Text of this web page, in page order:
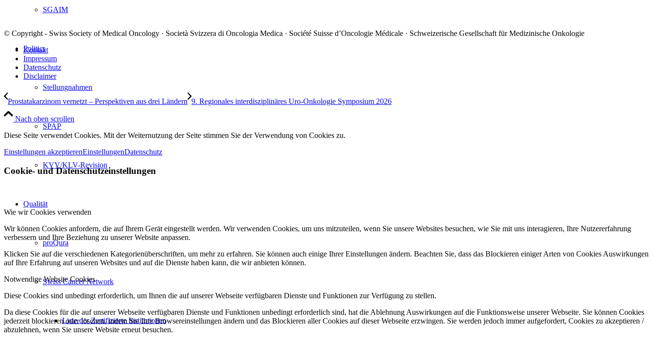
SGAIM
Politics
Stellungnahmen
SPAP
KVV/KLV-Revision
Qualität
proQura
Swiss Cancer Network
Liste der Zertifizierte Institutionen
© Copyright - Swiss Society of Medical Oncology · Società Svizzera di Oncologia Medica · Société Suisse d’Oncologie Médicale · Schweizerische Gesellschaft für Medizinische Onkologie
Kontakt
Impressum
Datenschutz
Disclaimer
Prostatakarzinom vernetzt – Perspektiven aus drei Ländern 9. Regionales interdisziplinäres Uro-Onkologie Symposium 2026
Nach oben scrollen
Diese Seite verwendet Cookies. Mit der Weiternutzung der Seite stimmen Sie der Verwendung von Cookies zu.
Einstellungen akzeptierenEinstellungenDatenschutz
Cookie- und Datenschutzeinstellungen
Wie wir Cookies verwenden
Wir können Cookies anfordern, die auf Ihrem Gerät eingestellt werden. Wir verwenden Cookies, um uns mitzuteilen, wenn Sie unsere Websites besuchen, wie Sie mit uns interagieren, Ihre Nutzererfahrung
verbessern und Ihre Beziehung zu unserer Website anpassen.
Klicken Sie auf die verschiedenen Kategorienüberschriften, um mehr zu erfahren. Sie können auch einige Ihrer Einstellungen ändern. Beachten Sie, dass das Blockieren einiger Arten von Cookies Auswirkungen
auf Ihre Erfahrung auf unseren Websites und auf die Dienste haben kann, die wir anbieten können.
Notwendige Website Cookies
Diese Cookies sind unbedingt erforderlich, um Ihnen die auf unserer Webseite verfügbaren Dienste und Funktionen zur Verfügung zu stellen.
Da diese Cookies für die auf unserer Webseite verfügbaren Dienste und Funktionen unbedingt erforderlich sind, hat die Ablehnung Auswirkungen auf die Funktionsweise unserer Webseite. Sie können Cookies
jederzeit blockieren oder löschen, indem Sie Ihre Browsereinstellungen ändern und das Blockieren aller Cookies auf dieser Webseite erzwingen. Sie werden jedoch immer aufgefordert, Cookies zu akzeptieren /
abzulehnen, wenn Sie unsere Website erneut besuchen.